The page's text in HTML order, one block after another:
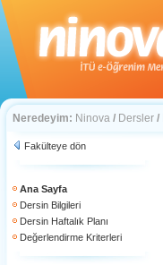
Neredeyim: Ninova / Dersler /
Fakülteye dön
Ana Sayfa
Dersin Bilgileri
Dersin Haftalık Planı
Değerlendirme Kriterleri